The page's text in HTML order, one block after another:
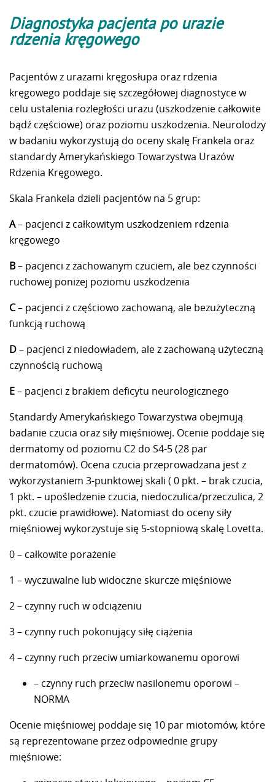
Diagnostyka pacjenta po urazie
rdzenia kręgowego
Pacjentów z urazami kręgosłupa oraz rdzenia
kręgowego poddaje się szczegółowej diagnostyce w
celu ustalenia rozległości urazu (uszkodzenie całkowite
bądź częściowe) oraz poziomu uszkodzenia. Neurolodzy
w badaniu wykorzystują do oceny skalę Frankela oraz
standardy Amerykańskiego Towarzystwa Urazów
Rdzenia Kręgowego.
Skala Frankela dzieli pacjentów na 5 grup:
A– pacjenci z całkowitym uszkodzeniem rdzenia
kręgowego
B– pacjenci z zachowanym czuciem, ale bez czynności
ruchowej poniżej poziomu uszkodzenia
C– pacjenci z częściowo zachowaną, ale bezużyteczną
funkcją ruchową
D– pacjenci z niedowładem, ale z zachowaną użyteczną
czynnością ruchową
E– pacjenci z brakiem deficytu neurologicznego
Standardy Amerykańskiego Towarzystwa obejmują
badanie czucia oraz siły mięśniowej. Ocenie poddaje się
dermatomy od poziomu C2 do S4-5 (28 par
dermatomów). Ocena czucia przeprowadzana jest z
wykorzystaniem 3-punktowej skali ( 0 pkt. – brak czucia,
1 pkt. – upośledzenie czucia, niedoczulica/przeczulica, 2
pkt. czucie prawidłowe). Natomiast do oceny siły
mięśniowej wykorzystuje się 5-stopniową skalę Lovetta.
0 – całkowite porażenie
1 – wyczuwalne lub widoczne skurcze mięśniowe
2 – czynny ruch w odciążeniu
3 – czynny ruch pokonujący siłę ciążenia
4 – czynny ruch przeciw umiarkowanemu oporowi
– czynny ruch przeciw nasilonemu oporowi –
NORMA
Ocenie mięśniowej poddaje się 10 par miotomów, które
są reprezentowane przez odpowiednie grupy
mięśniowe: